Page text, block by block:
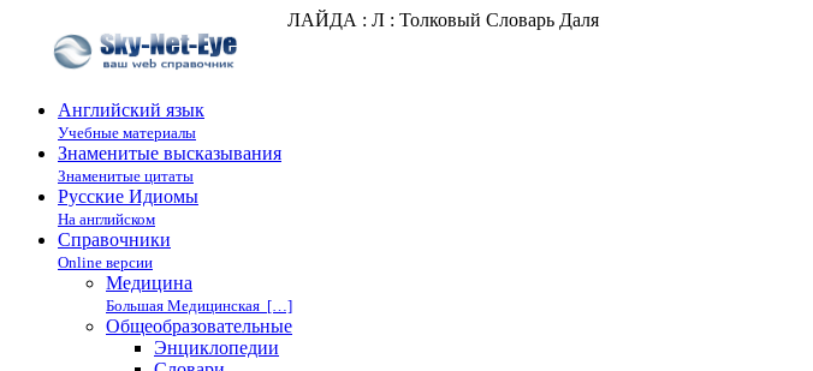
ЛАЙДА : Л : Толковый Словарь Даля
Английский язык
Учебные материалы
Знаменитые высказывания
Знаменитые цитаты
Русские Идиомы
На английском
Справочники
Online версии
Медицина
Большая Медицинская […]
Общеобразовательные
Энциклопедии